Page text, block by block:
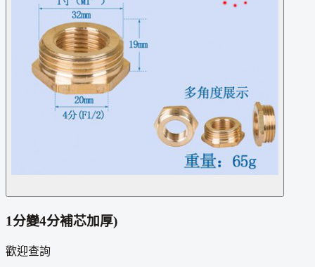
1分變4分補芯加厚)
歡迎查詢